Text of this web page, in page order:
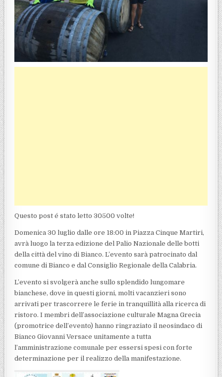
Questo post é stato letto 30500 volte!
Domenica 30 luglio dalle ore 18:00 in Piazza Cinque Martiri,
avrà luogo la terza edizione del Palio Nazionale delle botti
della città del vino di Bianco. L’evento sarà patrocinato dal
comune di Bianco e dal Consiglio Regionale della Calabria.
L’evento si svolgerà anche sullo splendido lungomare
bianchese, dove in questi giorni, molti vacanzieri sono
arrivati per trascorrere le ferie in tranquillità alla ricerca di
ristoro. I membri dell’associazione culturale Magna Grecia
(promotrice dell’evento) hanno ringraziato il neosindaco di
Bianco Giovanni Versace unitamente a tutta
l’amministrazione comunale per essersi spesi con forte
determinazione per il realizzo della manifestazione.